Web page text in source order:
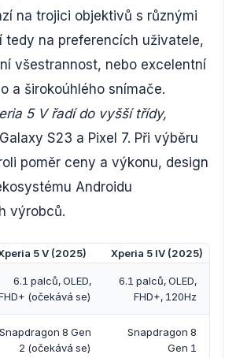
na trojici objektivů s různými
tedy na preferencích uživatele,
všestrannost, nebo excelentní
a širokoúhlého snímače.
5 V řadí do vyšší třídy,
S23 a Pixel 7. Při výběru
poměr ceny a výkonu, design
Androidu
výrobců.
5 V (2025) Xperia 5 IV (2025)
6.1 palců, OLED,
(očekává se)
6.1 palců, OLED,
FHD+, 120Hz
Snapdragon 8 Gen
2 (očekává se)
Snapdragon 8
Gen 1